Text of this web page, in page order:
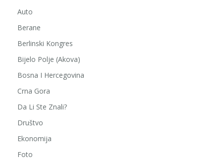
Auto
Berane
Berlinski Kongres
Bijelo Polje (Akova)
Bosna I Hercegovina
Crna Gora
Da Li Ste Znali?
Društvo
Ekonomija
Foto